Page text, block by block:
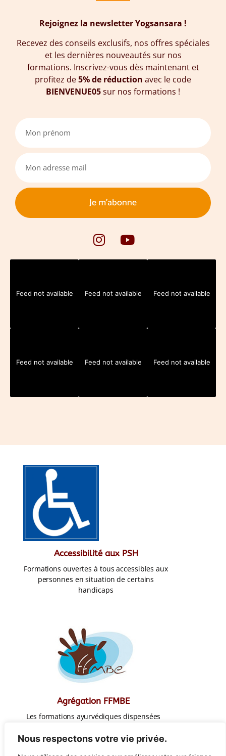
Nous respectons votre vie privée.
Rejoignez la newsletter Yogsansara !
Recevez des conseils exclusifs, nos offres spéciales
et les dernières nouveautés sur nos
formations. Inscrivez-vous dès maintenant et
profitez de5% de réduction avec le code
BIENVENUE05sur nos formations !
Je m'abonne
Feed not available Feed not available Feed not available
Feed not available Feed not available Feed not available
Accessibilité aux PSH
Formations ouvertes à tous accessibles aux
personnes en situation de certains
handicaps
Agrégation FFMBE
Les formations ayurvédiques dispensées
FFMBE